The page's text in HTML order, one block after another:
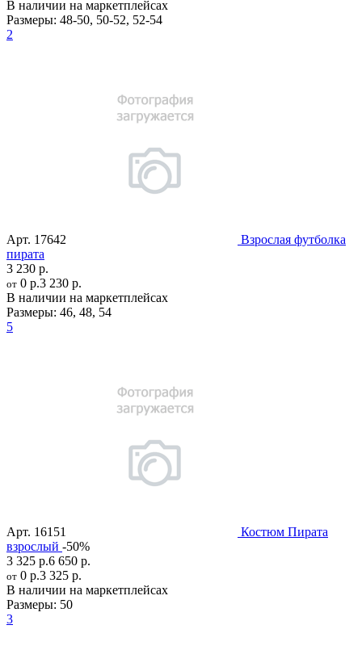
В наличии на маркетплейсах
Размеры: 48-50, 50-52, 52-54
2
Арт. 17642
Взрослая футболка
пирата
3 230 р.
от 0 р.3 230 р.
В наличии на маркетплейсах
Размеры: 46, 48, 54
5
Арт. 16151
Костюм Пирата
взрослый -50%
3 325 р.6 650 р.
от 0 р.3 325 р.
В наличии на маркетплейсах
Размеры: 50
3